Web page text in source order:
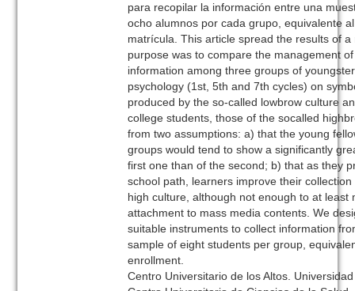
para recopilar la información entre una
ocho alumnos por cada grupo, equivalente
matrícula. This article spread the results of
purpose was to compare the management
information among three groups of
psychology (1st, 5th and 7th cycles) on
produced by the so-called lowbrow culture
college students, those of the socalled
from two assumptions: a) that the young
groups would tend to show a significantly
first one than of the second; b) that as they
school path, learners improve their
high culture, although not enough to at least
attachment to mass media contents. We
suitable instruments to collect information
sample of eight students per group,
enrollment.
Centro Universitario de los Altos.